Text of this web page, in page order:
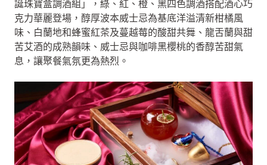
誕珠寶盒調酒組」，綠、紅、橙、黑四色調酒搭配酒心巧
克力華麗登場，醇厚波本威士忌為基底洋溢清新柑橘風
味、白蘭地和蜂蜜紅茶及蔓越莓的酸甜共舞、龍舌蘭與甜
苦艾酒的成熟韻味、威士忌與咖啡黑櫻桃的香醇苦甜氣
息，讓聚餐氣氛更為熱烈。